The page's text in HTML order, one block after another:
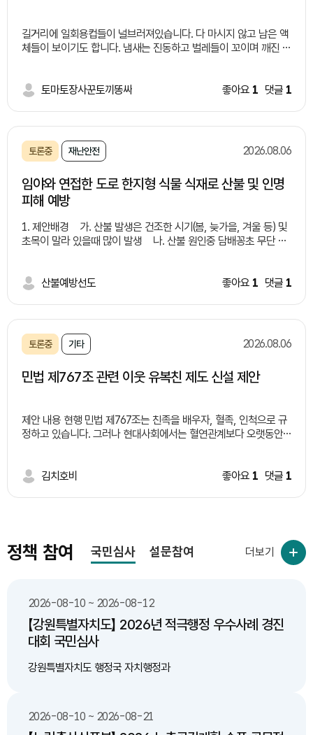
길거리에 일회용컵들이 널브러져있습니다. 다 마시지 않고 남은 액
체들이 보이기도 합니다. 냄새는 진동하고 벌레들이 꼬이며 깨진 유
는 길거리 쓰레기통 부족과 액체 쓰레기 처리에 대한 난감함 때문
부족으로 비용 상승 -건강 피해:세균 번식•알레르기 유발 위험 해
결방안들 -유동인구가 많은 유통가, 상권, 버스 정류장 주변에 '잔
설치 -음료 수거함 내부 필터링/배수 시스템을 구축하여 액체만 따
로 모으거나 하수로 안전하게 배출할 수 있는 구조 마련 연계 및 보
헹궈서" 배출하는 캠페인 추진 및 안내 문구 부착 -시민 참여 및 제
도적 지원: 올바른 배출을 유도하는 지역사회 캠페인 확대 및 관련
대효과 -쾌적한 도심 환경 조성: 무단투기 감소로 악취 및 해충 번
증대: 액체 처리의 난감함을 해소하여 시민들의 자발적이고 올바른
분리배출 참여 유도
토마토장사꾼토끼똥싸 좋아요 1 댓글 1
토론중 재난안전 2026.08.06
임야와 연접한 도로 한지형 식물 식재로 산불 및 인명
피해 예방
1. 제안배경 가. 산불 발생은 건조한 시기(봄, 늦가을, 겨울 등) 및
초목이 말라 있을때 많이 발생 나. 산불 원인중 담배꽁초 무단 투
*사례1: 2022년 경북 울진
담배꽁초가 원인 라. 도로변 담배 꽁초 투기로 인해 산불 발생 제
공 실화자 검거는 상대적으로 낮음(사각지대 많음) 마. 임야와 연
등으로 마무리 2. 제안내용 가. 임야와 연접한 도로 건설 및 개
설하는 일정 지역 시범 적용후 제도 완성 다. 기존 도로 중 산불
위험도가 높은 지역 중 구역을 선별하여 한지형 식물 식재 3. 기대
한지형 식물 식재 비용이 저렴)
산불예방선도 좋아요 1 댓글 1
토론중 기타 2026.08.06
민법 제767조 관련 이웃 유복친 제도 신설 제안
제안 내용 현행 민법 제767조는 친족을 배우자, 혈족, 인척으로 규
정하고 있습니다. 그러나 현대사회에서는 혈연관계보다 오랫동안
안을 제안합니다. 예시 요건 1. 일정 기간(예: 5년 이상) 같은 지역에
ㆍ사회적 돌봄 강화
김치호비 좋아요 1 댓글 1
정책 참여 국민심사 설문참여
2026-08-10 ~ 2026-08-12
【강원특별자치도】 2026년 적극행정 우수사례 경진
대회 국민심사
강원특별자치도 행정국 자치행정과
2026-08-10 ~ 2026-08-21
더보기